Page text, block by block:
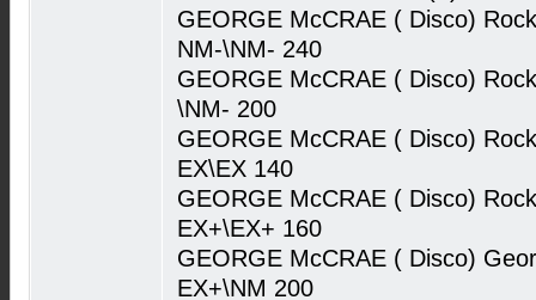
GEORGE McCRAE ( Disco)
NM-\NM- 240
GEORGE McCRAE ( Disco)
\NM- 200
GEORGE McCRAE ( Disco)
EX\EX 140
GEORGE McCRAE ( Disco)
EX+\EX+ 160
GEORGE McCRAE ( Disco)
EX+\NM 200